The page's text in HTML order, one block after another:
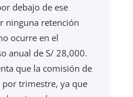
debajo de ese
ninguna retención
ocurre en el
anual de S/ 28,000.
que la comisión de
por trimestre, ya que